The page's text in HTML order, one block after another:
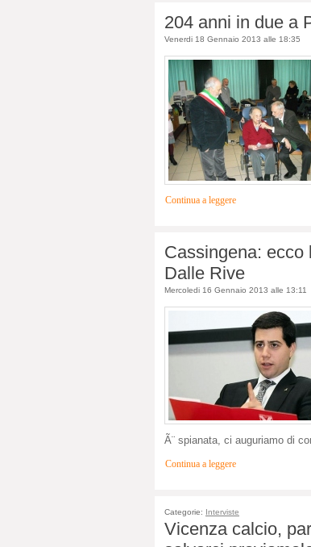
204 anni in due a
Venerdi 18 Gennaio 2013 alle 18:35
Continua a leggere
Cassingena: ecco
Dalle Rive
Mercoledi 16 Gennaio 2013 alle 13:11
Ã¨ spianata, ci auguriamo di
Continua a leggere
Categorie: Interviste
Vicenza calcio,